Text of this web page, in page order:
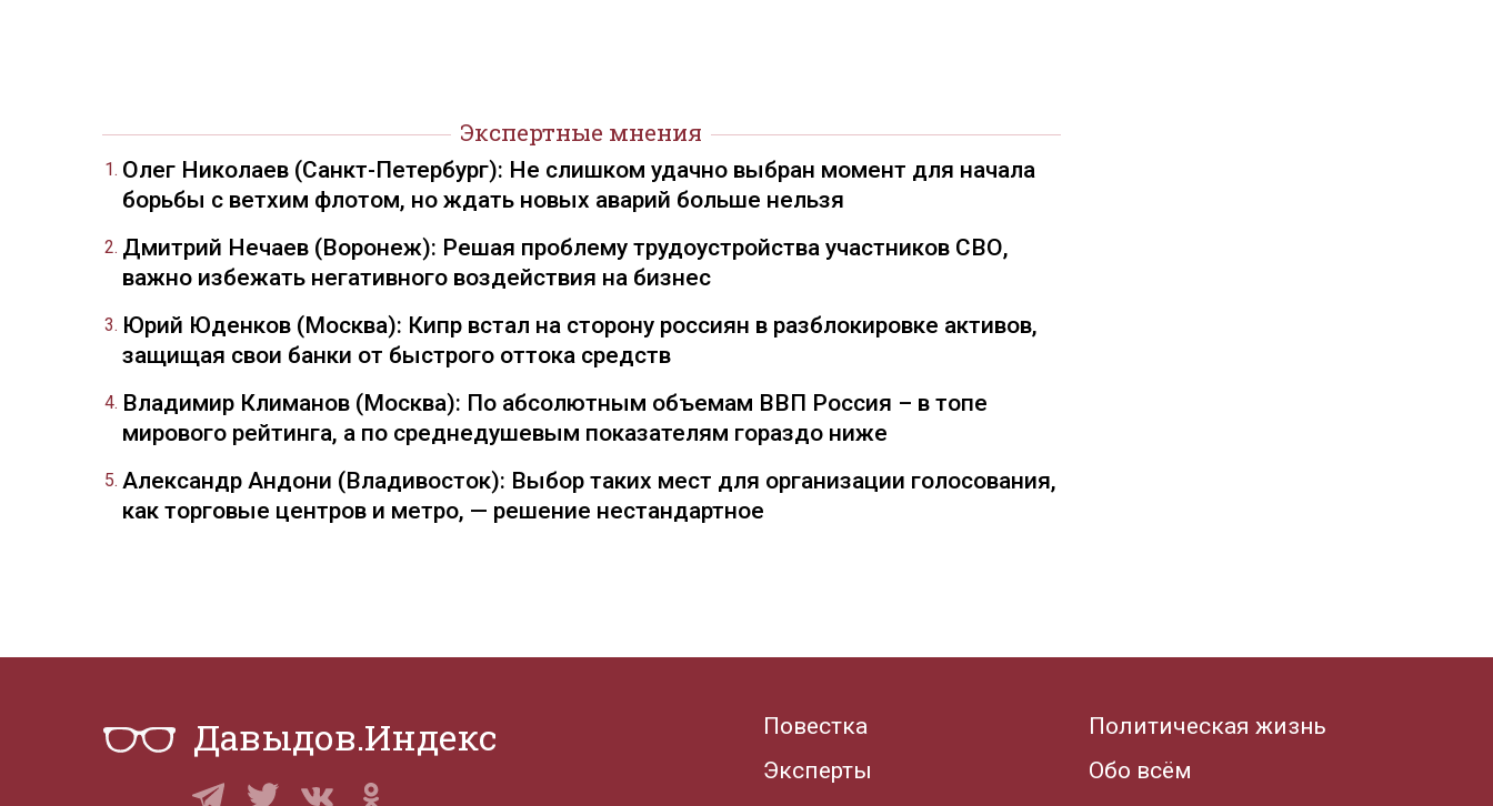
Экспертные мнения
Олег Николаев (Санкт-Петербург): Не слишком удачно выбран момент для начала
борьбы с ветхим флотом, но ждать новых аварий больше нельзя
Дмитрий Нечаев (Воронеж): Решая проблему трудоустройства участников СВО,
важно избежать негативного воздействия на бизнес
Юрий Юденков (Москва): Кипр встал на сторону россиян в разблокировке активов,
защищая свои банки от быстрого оттока средств
Владимир Климанов (Москва): По абсолютным объемам ВВП Россия – в топе
мирового рейтинга, а по среднедушевым показателям гораздо ниже
Александр Андони (Владивосток): Выбор таких мест для организации голосования,
как торговые центров и метро, — решение нестандартное
Давыдов.Индекс
Повестка
Эксперты
Политическая жизнь
Обо всём